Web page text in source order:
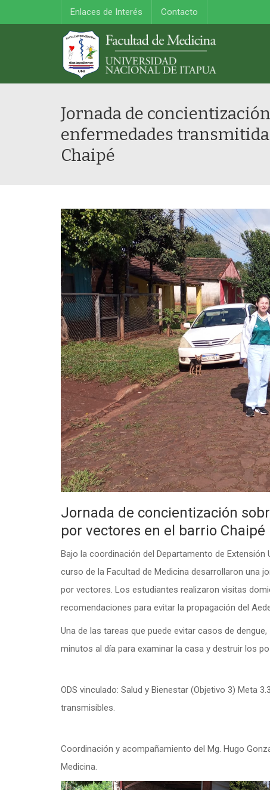
Enlaces de Interés Contacto
Jornada de
enfermedades
Chaipé
Jornada de concientización
por vectores en el barrio Chaipé
Bajo la coordinación del Departamento de
curso de la Facultad de Medicina desarrollaron una
por vectores. Los estudiantes realizaron visitas
recomendaciones para evitar la propagación del
Una de las tareas que puede evitar casos de
minutos al día para examinar la casa y destruir los
ODS vinculado: Salud y Bienestar (Objetivo 3) Meta
transmisibles.
Coordinación y acompañamiento del Mg. Hugo
Medicina.